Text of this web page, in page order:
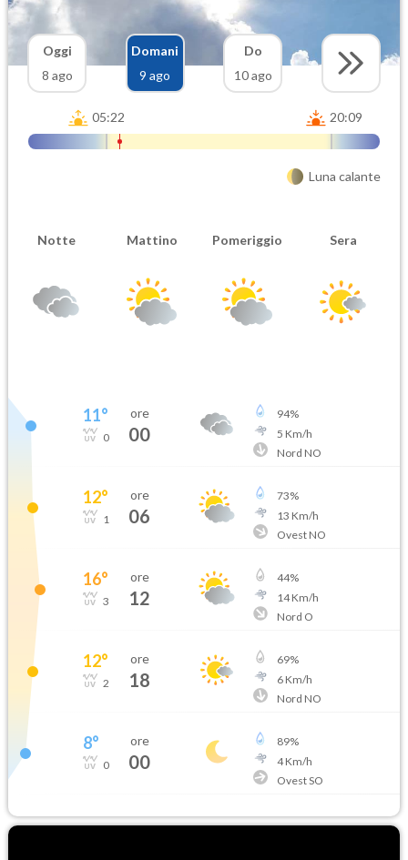
Oggi
8 ago
Domani
9 ago
Do
10 ago
05:22 20:09
Luna calante
Notte Mattino Pomeriggio Sera
11°
0
ore
00
94%
5 Km/h
Nord NO
12°
1
ore
06
73%
13 Km/h
Ovest NO
16°
3
ore
12
44%
14Km/h
Nord O
12°
2
ore
18
69%
6Km/h
Nord NO
8°
0
ore
00
89%
4Km/h
Ovest SO